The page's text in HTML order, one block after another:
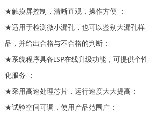
★触摸屏控制，清晰直观，操作方便 ；
★适用于检测微小漏孔，也可以鉴别大漏孔样
品，并给出合格与不合格的判断；
★系统程序具备ISP在线升级功能，可提供个性
化服务 ；
★采用高速处理芯片，运行速度大大提高；
★试验空间可调，使用产品范围广；